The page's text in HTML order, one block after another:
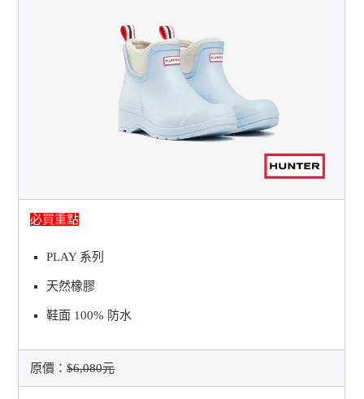
必買重點
PLAY 系列
天然橡膠
鞋面 100% 防水
原價：$6,080元